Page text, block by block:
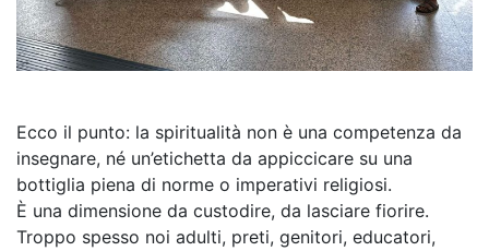
Ecco il punto: la spiritualità non è una competenza da
insegnare, né un’etichetta da appiccicare su una
bottiglia piena di norme o imperativi religiosi.
È una dimensione da custodire, da lasciare fiorire.
Troppo spesso noi adulti, preti, genitori, educatori,